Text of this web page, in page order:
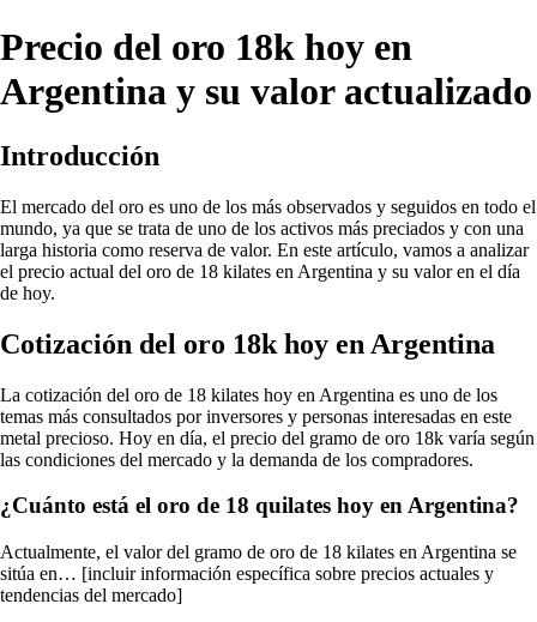
Precio del oro 18k hoy en
Argentina y su valor actualizado
Introducción
El mercado del oro es uno de los más observados y seguidos en todo el
mundo, ya que se trata de uno de los activos más preciados y con una
larga historia como reserva de valor. En este artículo, vamos a analizar
el precio actual del oro de 18 kilates en Argentina y su valor en el día
de hoy.
Cotización del oro 18k hoy en Argentina
La cotización del oro de 18 kilates hoy en Argentina es uno de los
temas más consultados por inversores y personas interesadas en este
metal precioso. Hoy en día, el precio del gramo de oro 18k varía según
las condiciones del mercado y la demanda de los compradores.
¿Cuánto está el oro de 18 quilates hoy en Argentina?
Actualmente, el valor del gramo de oro de 18 kilates en Argentina se
sitúa en… [incluir información específica sobre precios actuales y
tendencias del mercado]